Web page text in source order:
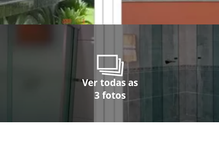
Ver todas as
3 fotos
Ver todas as
3 fotos
Ver todas as
3 fotos